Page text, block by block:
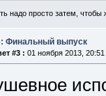
надо просто затем, чтобы
Финальный выпуск
#3 : 01 ноября 2013, 20:51